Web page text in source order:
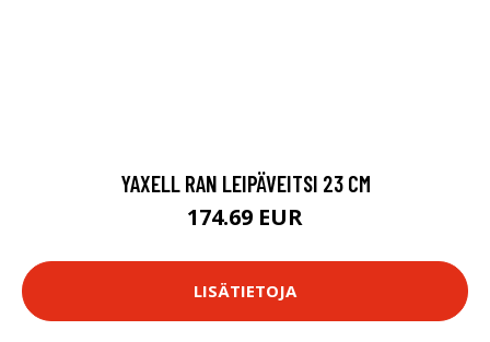
YAXELL RAN LEIPÄVEITSI 23 CM
174.69 EUR
LISÄTIETOJA